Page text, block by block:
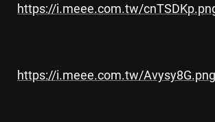
https://i.meee.com.tw/
https://i.meee.com.tw/Avysy8G.png